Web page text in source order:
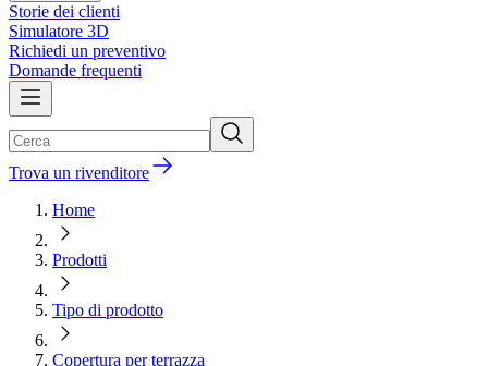
Storie dei clienti
Simulatore 3D
Richiedi un preventivo
Domande frequenti
Trova un rivenditore
Home
Prodotti
Tipo di prodotto
Copertura per terrazza